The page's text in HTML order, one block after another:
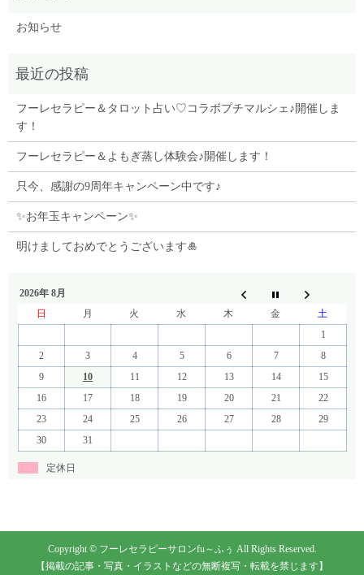
お知らせ
フーレセラピー＆タロット占い♡コラボプチマルシェ♪開催しま
す！
フーレセラピー＆よもぎ蒸し体験会♪開催します！
只今、感謝の9周年キャンペーン中です♪
✨お年玉キャンペーン✨
明けましておめでとうございます🎍
2026年 8月
日
月 火 水 木 金
土
1
2
3 4 5 6 7
8
9
10 11 12 13 14
15
16
17 18 19 20 21
22
23
24 25 26 27 28
29
30
31
定休日
Copyright © フーレセラピーサロンfu～ふぅ All Rights Reserved.
【掲載の記事・写真・イラストなどの無断複写・転載を禁じます】